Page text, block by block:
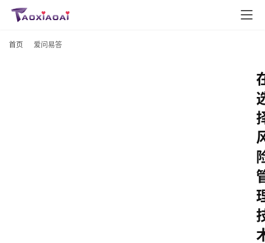
首页 爱问易答